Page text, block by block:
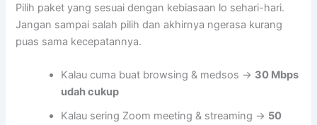
Pilih paket yang sesuai dengan kebiasaan lo sehari-hari.
Jangan sampai salah pilih dan akhirnya ngerasa kurang
puas sama kecepatannya.
Kalau cuma buat browsing & medsos → 30 Mbps
udah cukup
Kalau sering Zoom meeting & streaming → 50